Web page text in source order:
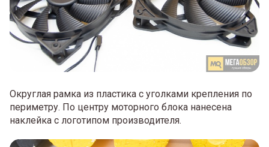
Округлая рамка из пластика с уголками крепления по
периметру. По центру моторного блока нанесена
наклейка с логотипом производителя.